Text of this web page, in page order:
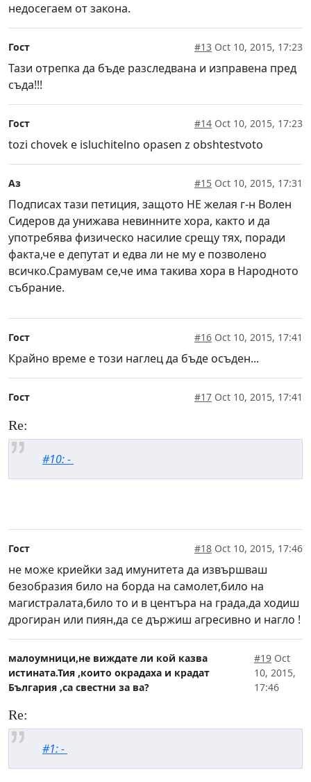
недосегаем от закона.
Гост #13 Oct 10, 2015, 17:23
Тази отрепка да бъде разследвана и изправена пред
съда!!!
Гост #14 Oct 10, 2015, 17:23
tozi chovek e isluchitelno opasen z obshtestvoto
Аз #15 Oct 10, 2015, 17:31
Подписах тази петиция, защото НЕ желая г-н Волен
Сидеров да унижава невинните хора, както и да
употребява физическо насилие срещу тях, поради
факта,че е депутат и едва ли не му е позволено
всичко.Срамувам се,че има такива хора в Народното
събрание.
Гост #16 Oct 10, 2015, 17:41
Крайно време е този наглец да бъде осъден...
Гост #17 Oct 10, 2015, 17:41
Re:
#10: -
Гост #18 Oct 10, 2015, 17:46
не може криейки зад имунитета да извършваш
безобразия било на борда на самолет,било на
магистралата,било то и в центъра на града,да ходиш
дрогиран или пиян,да се държиш агресивно и нагло !
малоумници,не виждате ли кой казва
истината.Тия ,които окрадаха и крадат
България ,са свестни за ва?
#19Oct
10, 2015,
17:46
Re:
#1: -